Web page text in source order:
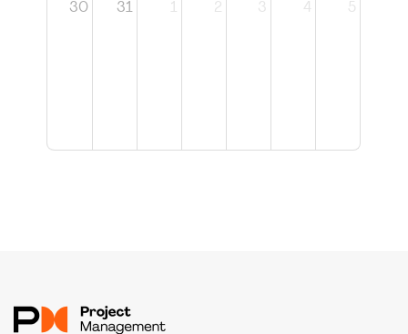
30 31 1 2 3 4 5